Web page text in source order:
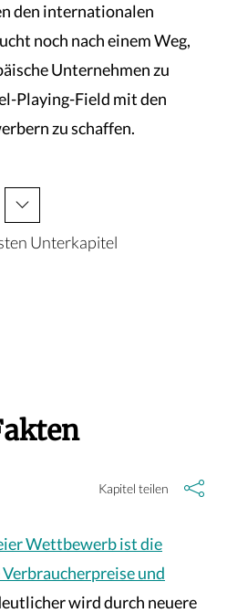
den internationalen
noch nach einem Weg,
Unternehmen zu
Playing-Field mit den
zu schaffen.
Unterkapitel
Kapitel teilen
Wettbewerb ist die
und
wird durch neuere